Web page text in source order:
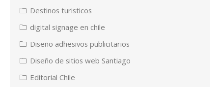
Destinos turisticos
digital signage en chile
Diseño adhesivos publicitarios
Diseño de sitios web Santiago
Editorial Chile